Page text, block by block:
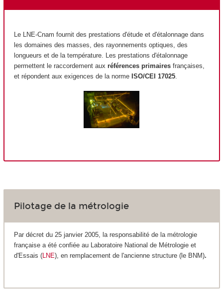
Le LNE-Cnam fournit des prestations d'étude et d'étalonnage dans
les domaines des masses, des rayonnements optiques, des
longueurs et de la température. Les prestations d'étalonnage
permettent le raccordement aux références primaires françaises,
et répondent aux exigences de la norme ISO/CEI 17025
Pilotage de la métrologie
Par décret du 25 janvier 2005, la responsabilité de la métrologie
française a été confiée au Laboratoire National de Métrologie et
d'Essais (LNE), en remplacement de l'ancienne structure (le BNM).